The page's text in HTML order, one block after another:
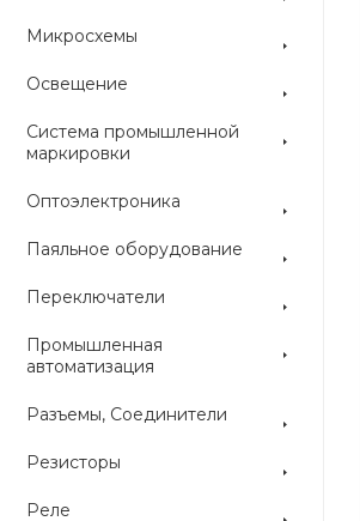
Микросхемы
Освещение
Система промышленной
маркировки
Оптоэлектроника
Паяльное оборудование
Переключатели
Промышленная
автоматизация
Разъемы, Соединители
Резисторы
Реле